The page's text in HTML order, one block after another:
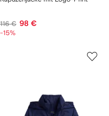
116 € 98 €
-15%